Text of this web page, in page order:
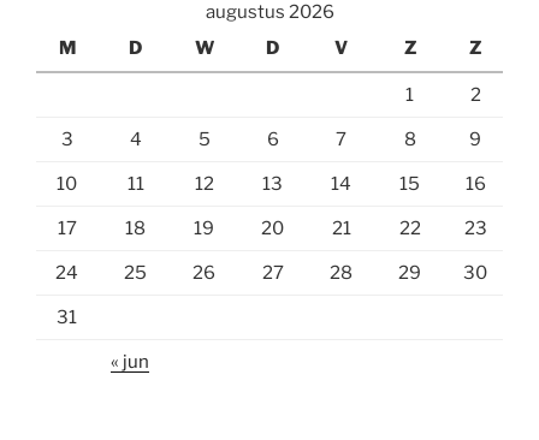
augustus 2026
M
D W D V Z Z
1 2
3 4 5 6 7 8 9
10 11 12 13 14 15 16
17 18 19 20 21 22 23
24 25 26 27 28 29 30
31
« jun